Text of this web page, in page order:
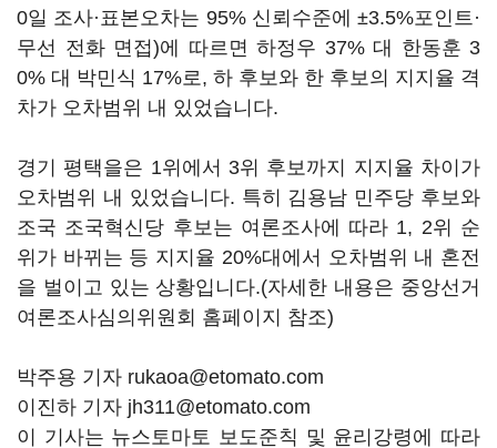
0일 조사·표본오차는 95% 신뢰수준에 ±3.5%포인트·
무선 전화 면접)에 따르면 하정우 37% 대 한동훈 3
0% 대 박민식 17%로, 하 후보와 한 후보의 지지율 격
차가 오차범위 내 있었습니다.
경기 평택을은 1위에서 3위 후보까지 지지율 차이가
오차범위 내 있었습니다. 특히 김용남 민주당 후보와
조국 조국혁신당 후보는 여론조사에 따라 1, 2위 순
위가 바뀌는 등 지지율 20%대에서 오차범위 내 혼전
을 벌이고 있는 상황입니다.(자세한 내용은 중앙선거
여론조사심의위원회 홈페이지 참조)
박주용 기자 rukaoa@etomato.com
이진하 기자 jh311@etomato.com
이 기사는 뉴스토마토 보도준칙 및 윤리강령에 따라